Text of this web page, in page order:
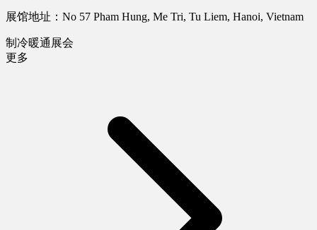
展馆地址：No 57 Pham Hung, Me Tri, Tu Liem, Hanoi, Vietnam
制冷暖通展会
更多